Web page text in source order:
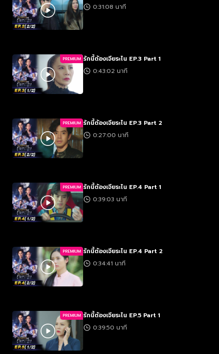
0:31:08 นาที
PREMIUM รักนี้ต้องเจียระไน EP.3 Part 1
0:43:02 นาที
PREMIUM รักนี้ต้องเจียระไน EP.3 Part 2
0:27:00 นาที
PREMIUM รักนี้ต้องเจียระไน EP.4 Part 1
0:39:03 นาที
PREMIUM รักนี้ต้องเจียระไน EP.4 Part 2
0:34:41 นาที
PREMIUM รักนี้ต้องเจียระไน EP.5 Part 1
0:39:50 นาที